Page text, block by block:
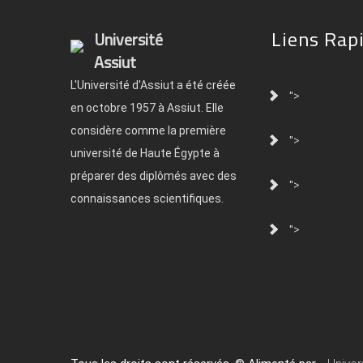
Université
Assiut
L'Université d'Assiut a été créée
en octobre 1957 à Assiut. Elle
considère comme la première
université de Haute Égypte à
préparer des diplômés avec des
connaissances scientifiques.
Liens
">
">
">
">